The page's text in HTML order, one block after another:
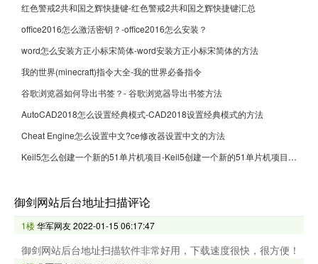
红色警戒2共和国之辉快捷键-红色警戒2共和国之辉快捷键汇总
office2016怎么激活密钥？-office2016怎么安装？
word怎么安装方正小标宋简体-word安装方正小标宋简体的方法
我的世界(minecraft)指令大全-我的世界必备指令
谷歌浏览器如何导出书签？- 谷歌浏览器导出书签方法
AutoCAD2018怎么设置经典模式-CAD2018设置经典模式的方法
Cheat Engine怎么设置中文?ce修改器设置中文的方法
Keil5怎么创建一个新的51单片机项目-Keil5创建一个新的51单片机项目的方法
御剑网站后台地址扫描评论
1楼华军网友2022-01-15 06:17:47
御剑网站后台地址扫描软件非常好用，下载速度很快，很方便！